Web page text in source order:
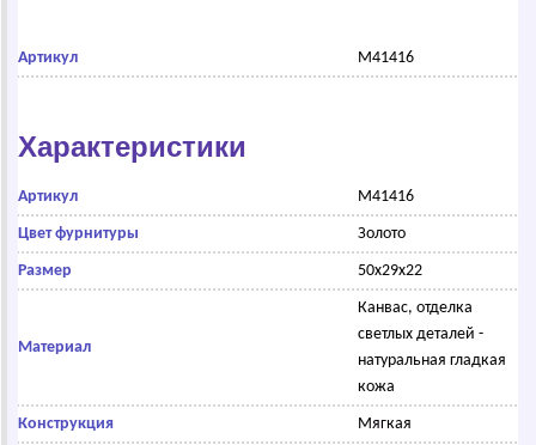
Артикул M41416
Характеристики
Артикул M41416
Цвет фурнитуры Золото
Размер 50х29х22
Материал
Канвас, отделка
светлых деталей -
натуральная гладкая
кожа
Конструкция Мягкая